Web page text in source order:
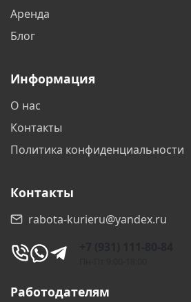
Аренда
Блог
Информация
О нас
Контакты
Политика конфиденциальности
Контакты
rabota-kurieru@yandex.ru
Работодателям